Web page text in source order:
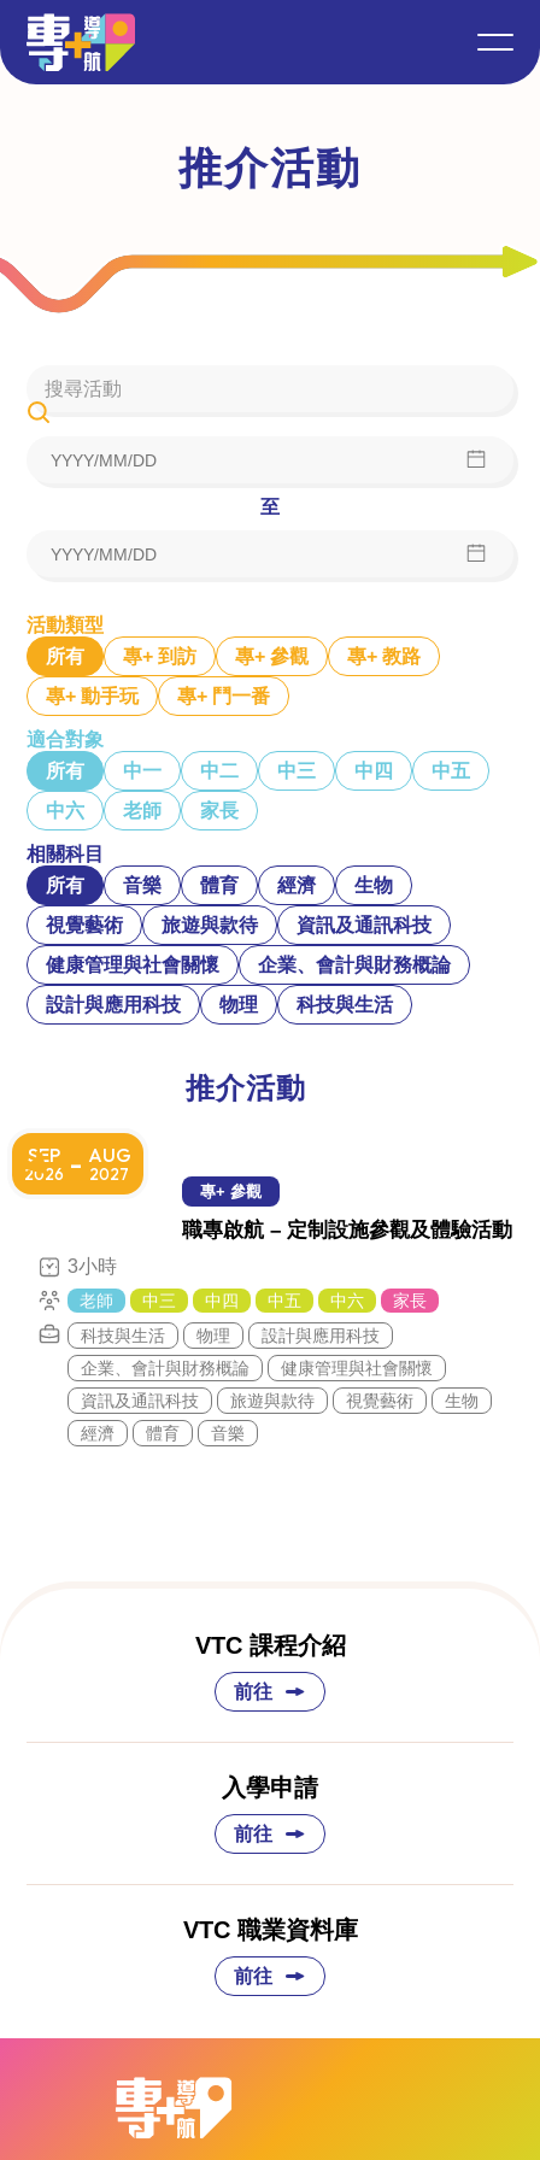
推介活動
至
活動類型
所有
專+ 到訪 專+ 參觀
專+ 教路
專+ 動手玩
專+ 鬥一番
適合對象
所有
中一 中二 中三 中四
中五
中六
老師 家長
相關科目
所有
音樂 體育 經濟
生物
視覺藝術
旅遊與款待
資訊及通訊科技
健康管理與社會關懷
企業、會計與財務概論
設計與應用科技
物理 科技與生活
推介活動
SEP
2026 - AUG
2027
專+ 參觀
職專啟航 – 定制設施參觀及體驗活動
3小時
老師 中三 中四 中五 中六
家長
科技與生活
物理
設計與應用科技
企業、會計與財務概論
健康管理與社會關懷
資訊及通訊科技
旅遊與款待 視覺藝術
生物
經濟
體育 音樂
VTC 課程介紹
前往
入學申請
前往
VTC 職業資料庫
前往